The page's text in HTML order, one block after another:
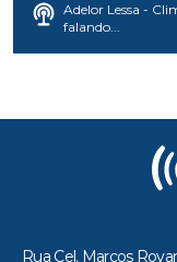
Adelor Lessa -
falando...
Rua Cel. Marcos